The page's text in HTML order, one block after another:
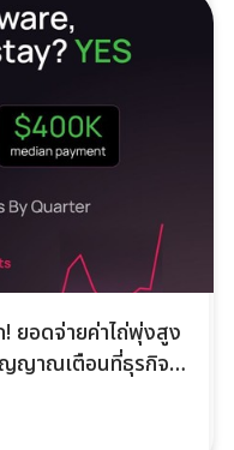
ยอดจ่ายค่าไถ่พุ่งสูง
ญญาณเตือนที่ธุรกิจ